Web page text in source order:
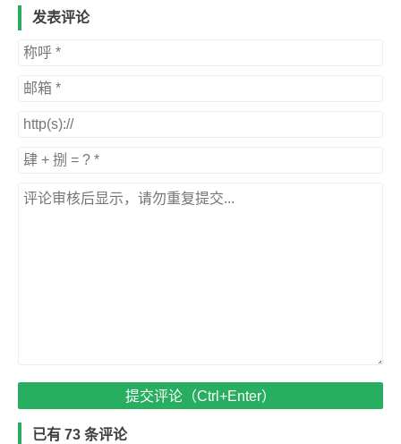
发表评论
提交评论（Ctrl+Enter）
已有 73 条评论